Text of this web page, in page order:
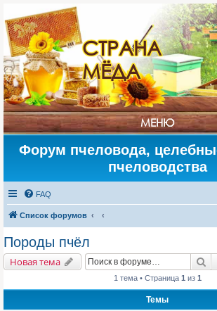
СТРАНА
МЁДА
МЕНЮ
Форум пчеловода,
пчеловодства
FAQ
Список форумов
Породы пчёл
Новая тема
1 тема • Страница 1 из 1
Темы